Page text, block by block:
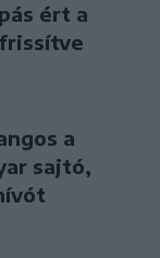
ért a
a
sajtó,